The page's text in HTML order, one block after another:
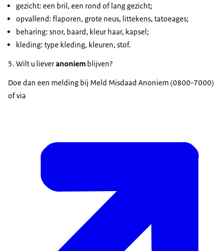
gezicht: een bril, een rond of lang gezicht;
opvallend: flaporen, grote neus, littekens, tatoeages;
beharing: snor, baard, kleur haar, kapsel;
kleding: type kleding, kleuren, stof.
5. Wilt u lieveranoniem blijven?
Doe dan een melding bij Meld Misdaad Anoniem (0800-7000)
of via